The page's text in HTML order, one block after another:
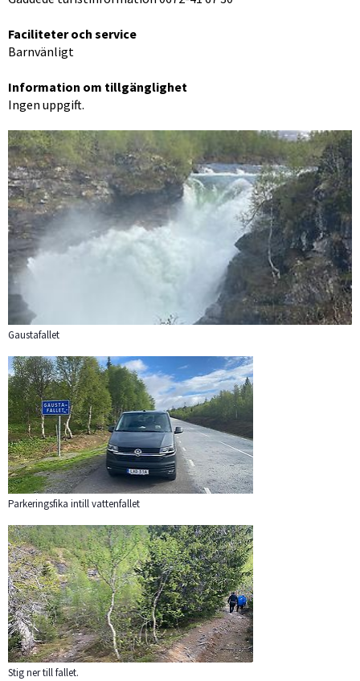
Faciliteter och service
Barnvänligt
Information om tillgänglighet
Ingen uppgift.
Gaustafallet
Förstora bilden
Parkeringsfika intill vattenfallet
Förstora bilden
Stig ner till fallet.